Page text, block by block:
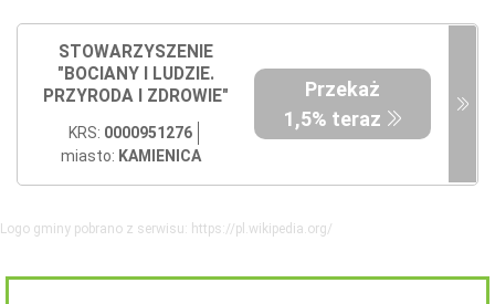
STOWARZYSZENIE
"BOCIANY I LUDZIE.
PRZYRODA I ZDROWIE"
KRS: 0000951276
miasto: KAMIENICA
Przekaż
1,5% teraz
Logo gminy pobrano z serwisu: https://pl.wikipedia.org/